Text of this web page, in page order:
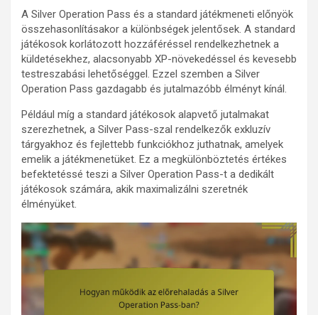
A Silver Operation Pass és a standard játékmeneti előnyök
összehasonlításakor a különbségek jelentősek. A standard
játékosok korlátozott hozzáféréssel rendelkezhetnek a
küldetésekhez, alacsonyabb XP-növekedéssel és kevesebb
testreszabási lehetőséggel. Ezzel szemben a Silver
Operation Pass gazdagabb és jutalmazóbb élményt kínál.
Például míg a standard játékosok alapvető jutalmakat
szerezhetnek, a Silver Pass-szal rendelkezők exkluzív
tárgyakhoz és fejlettebb funkciókhoz juthatnak, amelyek
emelik a játékmenetüket. Ez a megkülönböztetés értékes
befektetéssé teszi a Silver Operation Pass-t a dedikált
játékosok számára, akik maximalizálni szeretnék
élményüket.